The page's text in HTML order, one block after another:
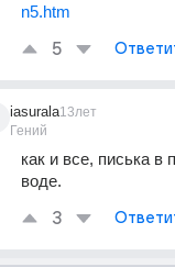
n5.htm
5
iasurala
Гений
13лет
как и все, писька в
воде.
3